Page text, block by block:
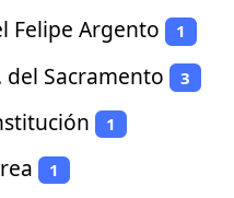
Felipe Argento 1
del Sacramento 3
1
1